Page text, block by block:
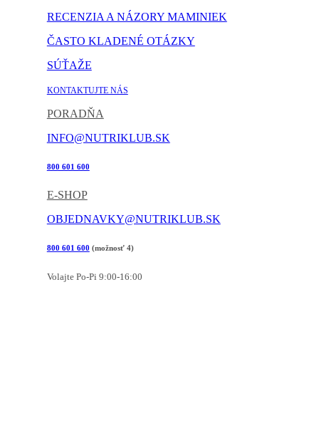
RECENZIA A NÁZORY MAMINIEK
ČASTO KLADENÉ OTÁZKY
SÚŤAŽE
KONTAKTUJTE NÁS
PORADŇA
INFO@NUTRIKLUB.SK
800 601 600
E-SHOP
OBJEDNAVKY@NUTRIKLUB.SK
800 601 600 (možnosť 4)
Volajte Po-Pi 9:00-16:00